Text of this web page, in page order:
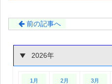
前の記事へ
2026年
1月 2月 3月